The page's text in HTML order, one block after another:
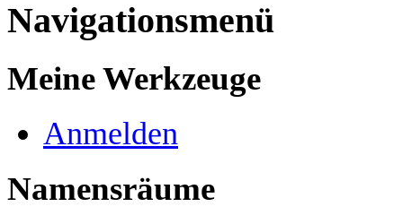
Navigationsmenü
Meine Werkzeuge
Anmelden
Namensräume